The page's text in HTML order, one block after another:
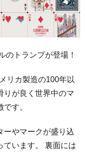
のトランプが登場！
リカ製造の100年以
りが良く世界中のマ
す。
ーやマークが盛り込
ています。 裏面には